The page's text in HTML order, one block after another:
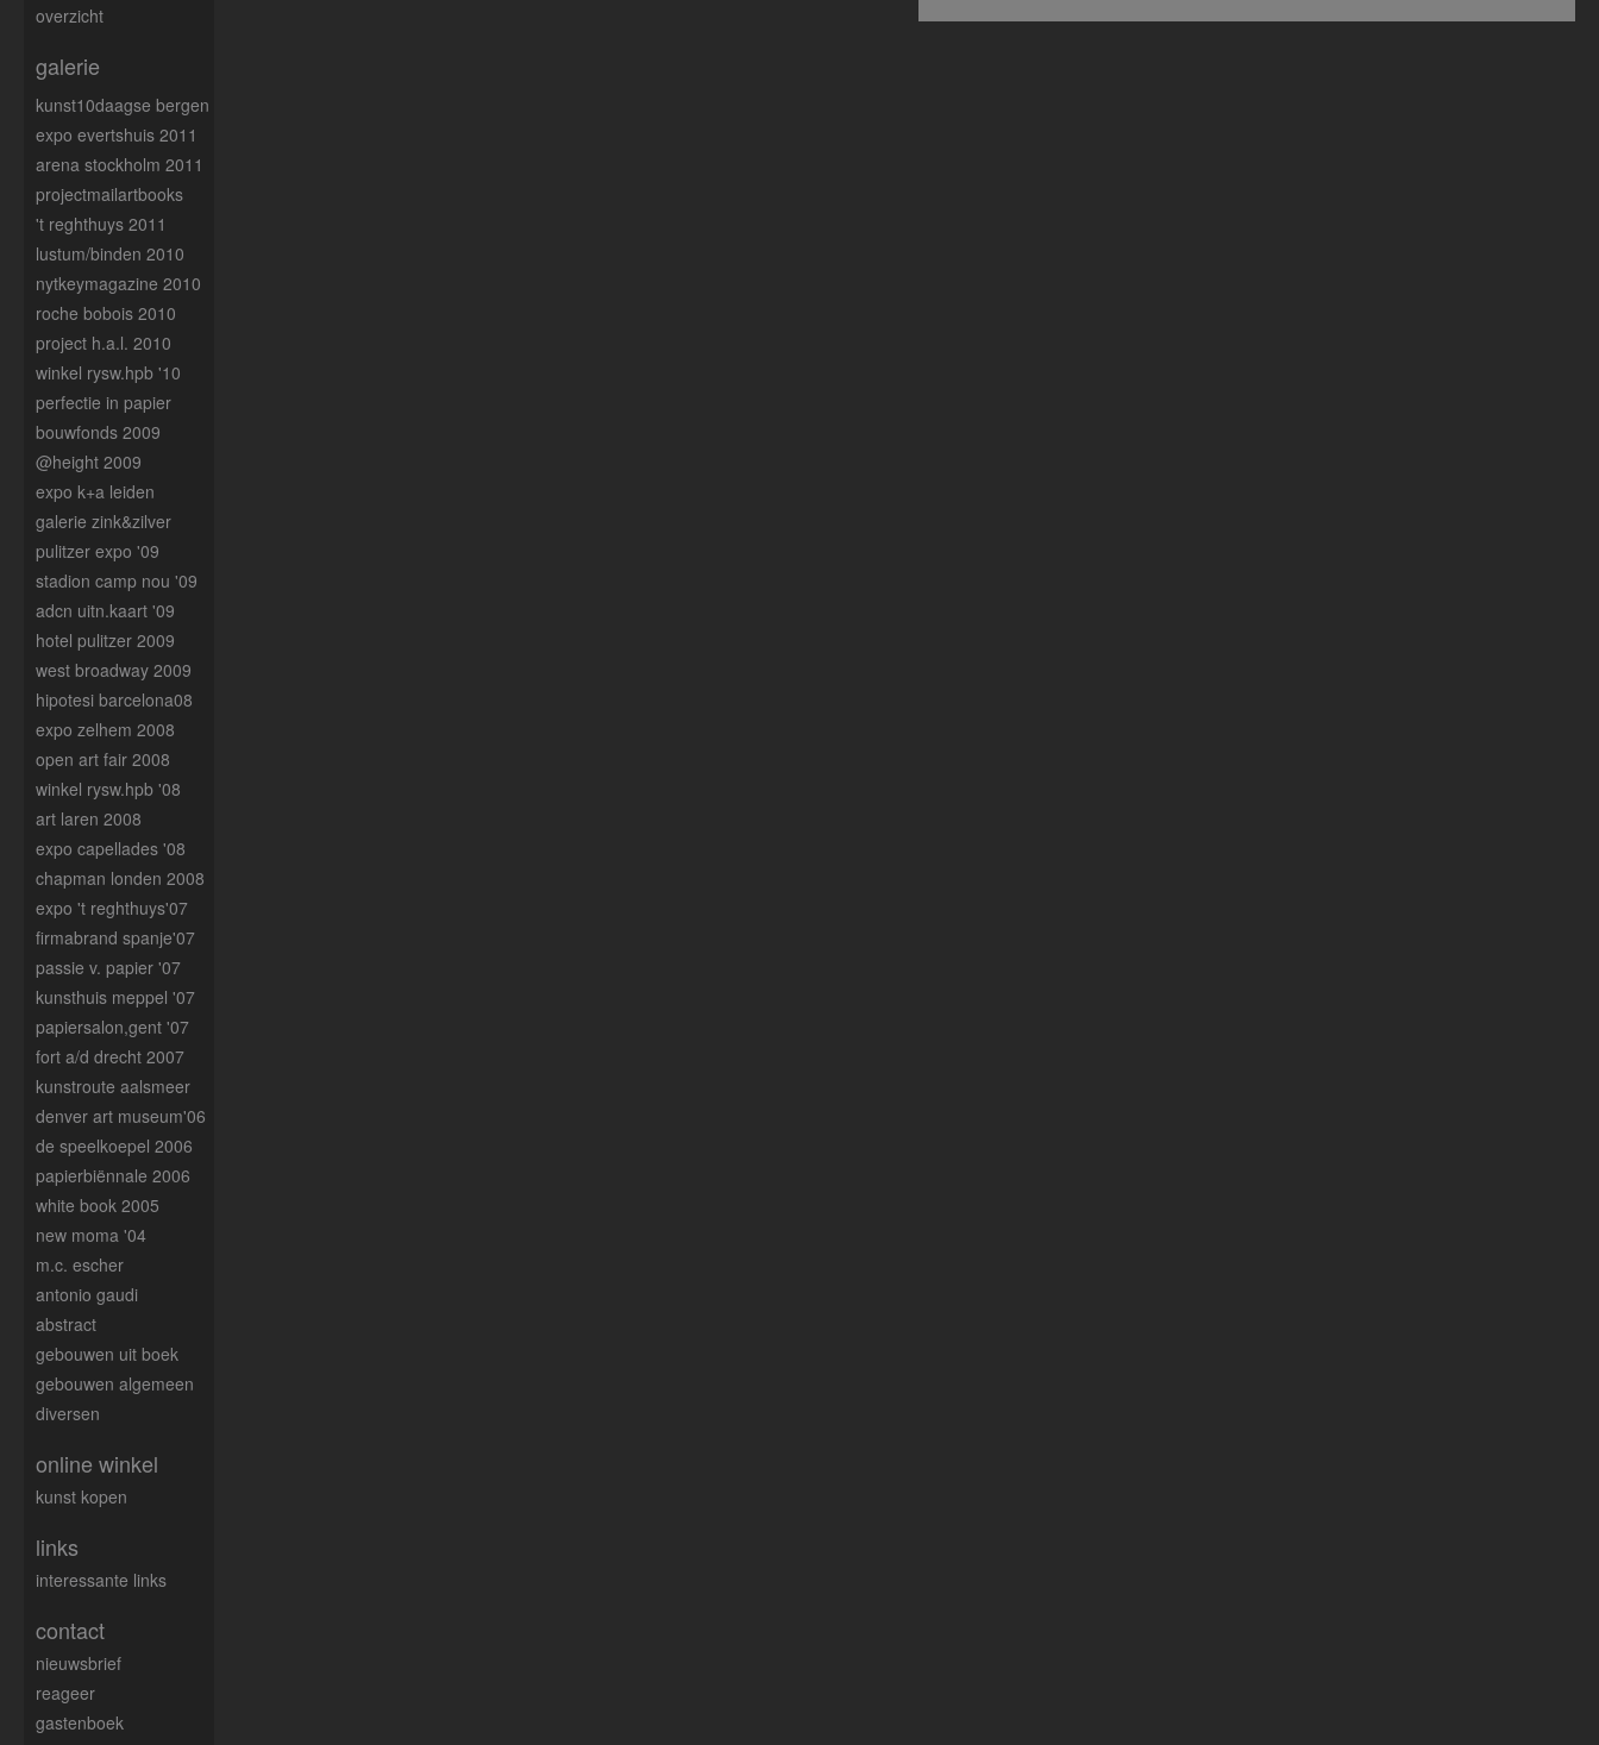
overzicht
galerie
kunst10daagse bergen
expo evertshuis 2011
arena stockholm 2011
projectmailartbooks
't reghthuys 2011
lustum/binden 2010
nytkeymagazine 2010
roche bobois 2010
project h.a.l. 2010
winkel rysw.hpb '10
perfectie in papier
bouwfonds 2009
@height 2009
expo k+a leiden
galerie zink&zilver
pulitzer expo '09
stadion camp nou '09
adcn uitn.kaart '09
hotel pulitzer 2009
west broadway 2009
hipotesi barcelona08
expo zelhem 2008
open art fair 2008
winkel rysw.hpb '08
art laren 2008
expo capellades '08
chapman londen 2008
expo 't reghthuys'07
firmabrand spanje'07
passie v. papier '07
kunsthuis meppel '07
papiersalon,gent '07
fort a/d drecht 2007
kunstroute aalsmeer
denver art museum'06
de speelkoepel 2006
papierbiënnale 2006
white book 2005
new moma '04
m.c. escher
antonio gaudi
abstract
gebouwen uit boek
gebouwen algemeen
diversen
online winkel
kunst kopen
links
interessante links
contact
nieuwsbrief
reageer
gastenboek